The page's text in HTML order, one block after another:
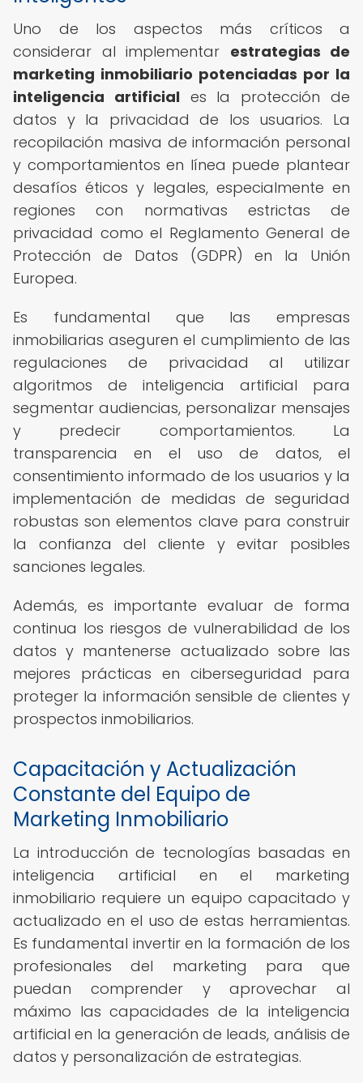
Uno de los aspectos más críticos a
considerar al implementar estrategias de
marketing inmobiliario potenciadas por la
inteligencia artificiales la protección de
datos y la privacidad de los usuarios. La
recopilación masiva de información personal
y comportamientos en línea puede plantear
desafíos éticos y legales, especialmente en
regiones con normativas estrictas de
privacidad como el Reglamento General de
Protección de Datos (GDPR) en la Unión
Europea.
Es fundamental que las empresas
inmobiliarias aseguren el cumplimiento de las
regulaciones de privacidad al utilizar
algoritmos de inteligencia artificial para
segmentar audiencias, personalizar mensajes
y predecir comportamientos. La
transparencia en el uso de datos, el
consentimiento informado de los usuarios y la
implementación de medidas de seguridad
robustas son elementos clave para construir
la confianza del cliente y evitar posibles
sanciones legales.
Además, es importante evaluar de forma
continua los riesgos de vulnerabilidad de los
datos y mantenerse actualizado sobre las
mejores prácticas en ciberseguridad para
proteger la información sensible de clientes y
prospectos inmobiliarios.
Capacitación y Actualización
Constante del Equipo de
Marketing Inmobiliario
La introducción de tecnologías basadas en
inteligencia artificial en el marketing
inmobiliario requiere un equipo capacitado y
actualizado en el uso de estas herramientas.
Es fundamental invertir en la formación de los
profesionales del marketing para que
puedan comprender y aprovechar al
máximo las capacidades de la inteligencia
artificial en la generación de leads, análisis de
datos y personalización de estrategias.